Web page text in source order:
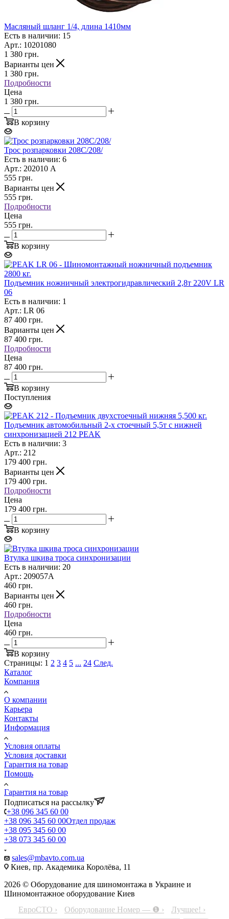
Масляный шланг 1/4, длина 1410мм
Есть в наличии: 15
Арт.: 10201080
1 380 грн.
Варианты цен
1 380 грн.
Подробности
Цена
1 380 грн.
В корзину
Трос розпарковки 208C/208/
Есть в наличии: 6
Арт.: 202010 А
555 грн.
Варианты цен
555 грн.
Подробности
Цена
555 грн.
В корзину
Подъемник ножничный электрогидравлический 2,8т 220V LR
06
Есть в наличии: 1
Арт.: LR 06
87 400 грн.
Варианты цен
87 400 грн.
Подробности
Цена
87 400 грн.
В корзину
Поступления
Подъемник автомобильный 2-х стоечный 5,5т с нижней
синхронизацией 212 PEAK
Есть в наличии: 3
Арт.: 212
179 400 грн.
Варианты цен
179 400 грн.
Подробности
Цена
179 400 грн.
В корзину
Втулка шкива троса синхронизации
Есть в наличии: 20
Арт.: 209057А
460 грн.
Варианты цен
460 грн.
Подробности
Цена
460 грн.
В корзину
Страницы: 1 2 3 4 5 ... 24 След.
Каталог
Компания
О компании
Карьера
Контакты
Информация
Условия оплаты
Условия доставки
Гарантия на товар
Помощь
Гарантия на товар
Подписаться на рассылку
+38 096 345 60 00
+38 096 345 60 00Отдел продаж
+38 095 345 60 00
+38 073 345 60 00
sales@mbavto.com.ua
Киев, пр. Академика Королёва, 11
2026 © Оборудование для шиномонтажа в Украине и
Шиномонтажное оборудование Киев
ЕвроСТО ›
Оборудование Номер — ❶ › Лучшее! ›